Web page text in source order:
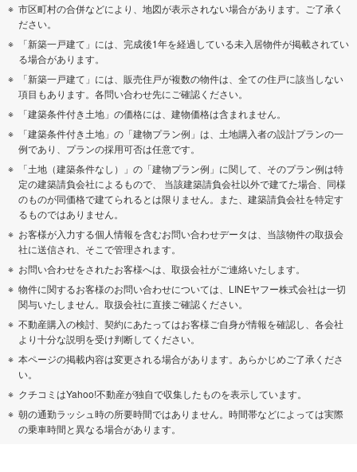
市区町村の合併などにより、地図が表示されない場合があります。ご了承く
ださい。
「新築一戸建て」には、完成後1年を経過している未入居物件が掲載されてい
る場合があります。
「新築一戸建て」には、販売住戸が複数の物件は、全ての住戸に該当しない
項目もあります。各問い合わせ先にご確認ください。
「建築条件付き土地」の価格には、建物価格は含まれません。
「建築条件付き土地」の「建物プラン例」は、土地購入者の設計プランの一
例であり、プランの採用可否は任意です。
「土地（建築条件なし）」の「建物プラン例」に関して、そのプラン例は特
定の建築請負会社によるもので、 当該建築請負会社以外で建てた場合、同様
のものが同価格で建てられるとは限りません。また、建築請負会社を特定す
るものではありません。
お客様が入力する個人情報を含むお問い合わせデータは、当該物件の取扱会
社に送信され、そこで管理されます。
お問い合わせをされたお客様へは、取扱会社がご連絡いたします。
物件に関するお客様のお問い合わせについては、LINEヤフー株式会社は一切
関与いたしません。取扱会社に直接ご確認ください。
不動産購入の検討、契約にあたってはお客様ご自身が情報を確認し、各会社
より十分な説明を受け判断してください。
本ページの掲載内容は変更される場合があります。あらかじめご了承くださ
い。
クチコミはYahoo!不動産が独自で収集したものを表示しています。
朝の通勤ラッシュ時の所要時間ではありません。時間帯などによっては実際
の乗車時間と異なる場合があります。